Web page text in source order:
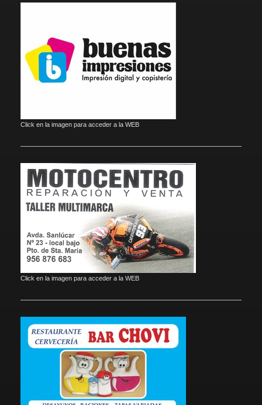
Click en la imagen para acceder a la WEB
Click en la imagen para acceder a la WEB